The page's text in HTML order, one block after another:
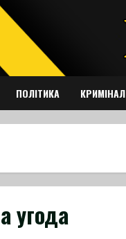
ПОЛІТИКА КРИМІНАЛ
угода